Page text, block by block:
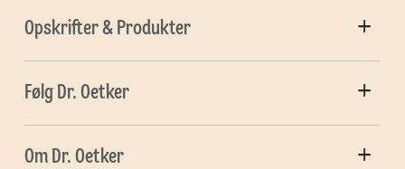
Opskrifter & Produkter
Følg Dr. Oetker
Om Dr. Oetker